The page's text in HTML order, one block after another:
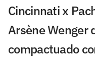
Cincinnati x
Arsène Wenger
compactuado